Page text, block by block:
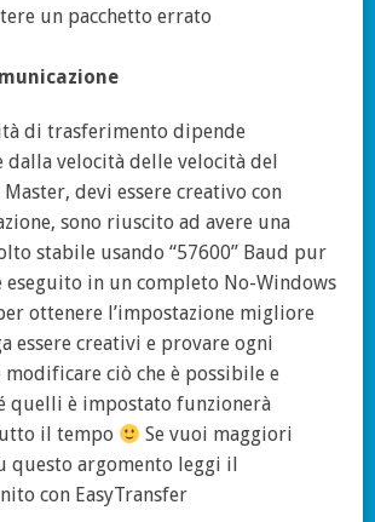
un pacchetto errato
di trasferimento dipende
velocità delle velocità del
Master, devi essere creativo con
sono riuscito ad avere una
stabile usando “57600” Baud pur
eseguito in un completo No-Windows
ottenere l’impostazione migliore
essere creativi e provare ogni
modificare ciò che è possibile e
quelli è impostato funzionerà
il tempo
Se vuoi maggiori
questo argomento leggi il
con EasyTransfer